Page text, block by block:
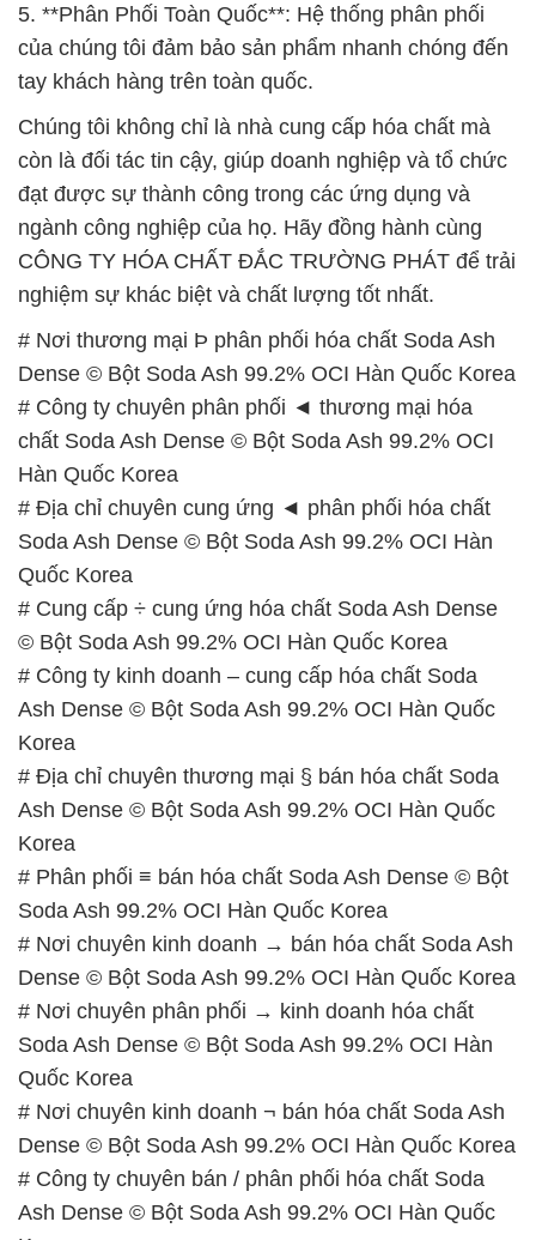
5. **Phân Phối Toàn Quốc**: Hệ thống phân phối
của chúng tôi đảm bảo sản phẩm nhanh chóng đến
tay khách hàng trên toàn quốc.
Chúng tôi không chỉ là nhà cung cấp hóa chất mà
còn là đối tác tin cậy, giúp doanh nghiệp và tổ chức
đạt được sự thành công trong các ứng dụng và
ngành công nghiệp của họ. Hãy đồng hành cùng
CÔNG TY HÓA CHẤT ĐẮC TRƯỜNG PHÁT để trải
nghiệm sự khác biệt và chất lượng tốt nhất.
# Nơi thương mại Þ phân phối hóa chất Soda Ash
Dense © Bột Soda Ash 99.2% OCI Hàn Quốc Korea
# Công ty chuyên phân phối ◄ thương mại hóa
chất Soda Ash Dense © Bột Soda Ash 99.2% OCI
Hàn Quốc Korea
# Địa chỉ chuyên cung ứng ◄ phân phối hóa chất
Soda Ash Dense © Bột Soda Ash 99.2% OCI Hàn
Quốc Korea
# Cung cấp ÷ cung ứng hóa chất Soda Ash Dense
© Bột Soda Ash 99.2% OCI Hàn Quốc Korea
# Công ty kinh doanh – cung cấp hóa chất Soda
Ash Dense © Bột Soda Ash 99.2% OCI Hàn Quốc
Korea
# Địa chỉ chuyên thương mại § bán hóa chất Soda
Ash Dense © Bột Soda Ash 99.2% OCI Hàn Quốc
Korea
# Phân phối ≡ bán hóa chất Soda Ash Dense © Bột
Soda Ash 99.2% OCI Hàn Quốc Korea
# Nơi chuyên kinh doanh → bán hóa chất Soda Ash
Dense © Bột Soda Ash 99.2% OCI Hàn Quốc Korea
# Nơi chuyên phân phối → kinh doanh hóa chất
Soda Ash Dense © Bột Soda Ash 99.2% OCI Hàn
Quốc Korea
# Nơi chuyên kinh doanh ¬ bán hóa chất Soda Ash
Dense © Bột Soda Ash 99.2% OCI Hàn Quốc Korea
# Công ty chuyên bán / phân phối hóa chất Soda
Ash Dense © Bột Soda Ash 99.2% OCI Hàn Quốc